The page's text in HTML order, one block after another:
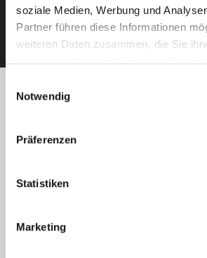
soziale Medien, Werbung und
Partner führen diese Informationen
weiteren Daten zusammen, die Sie
Wenn Sie auf „Cookies zulassen“
Sie der Speicherung sämtlicher
Ihre Einwilligung selbstverständlich
indem Sie die Cookie-Einstellungen
unsererDatenschutzerklärung
Notwendig
Präferenzen
Statistiken
Marketing
E-Mail-Adresse
Betreiber der Webseite
Kantstraße 45a
(Ein Tochterunternehmen des AWO
e.V.)